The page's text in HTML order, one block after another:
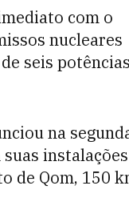
com o
nucleares
seis
na
de Qom, 150